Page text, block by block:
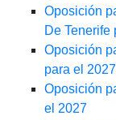
Oposición
De Tenerife
Oposición
para el 2027
Oposición
el 2027